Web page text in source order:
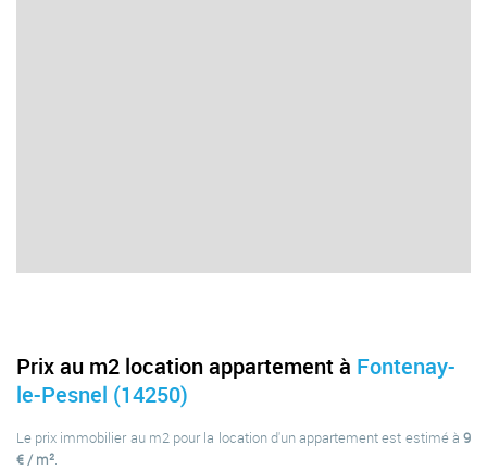
Prix au m2 location appartement à Fontenay-
le-Pesnel (14250)
Le prix immobilier au m2 pour la location d'un appartement est estimé à 9
€ / m².